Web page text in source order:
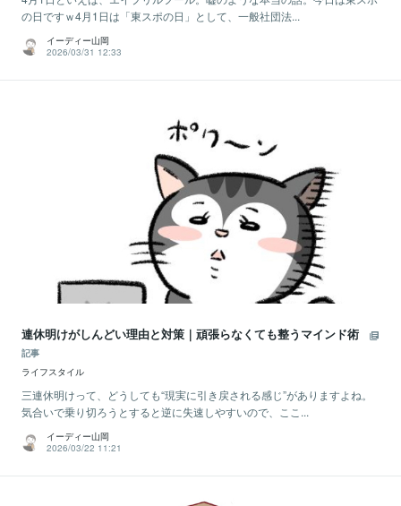
の日ですｗ4月1日は「東スポの日」として、一般社団法...
イーディー山岡
2026/03/31 12:33
連休明けがしんどい理由と対策｜頑張らなくても整うマインド術
記事
ライフスタイル
三連休明けって、どうしても“現実に引き戻される感じ”がありますよね。
気合いで乗り切ろうとすると逆に失速しやすいので、ここ...
イーディー山岡
2026/03/22 11:21